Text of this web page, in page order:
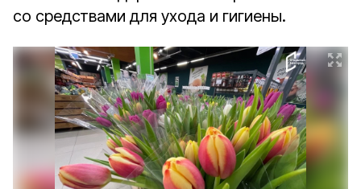
со средствами для ухода и гигиены.